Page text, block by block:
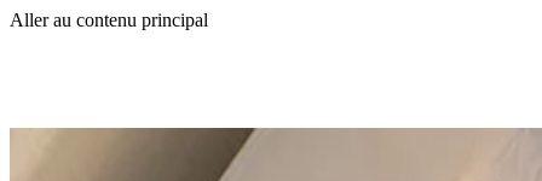
Aller au contenu principal